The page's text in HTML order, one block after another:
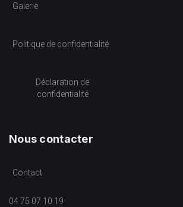
Galerie
Politique de confidentialité
Déclaration de
confidentialité
Nous contacter
Contact
04 75 07 10 19